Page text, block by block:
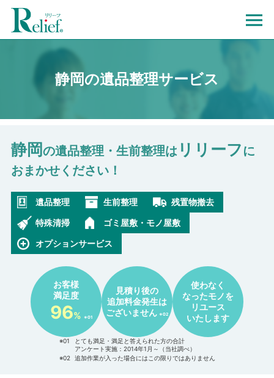
静岡の遺品整理サービス
静岡の遺品整理・生前整理は リリーフ に
おまかせください！
遺品整理 生前整理
残置物撤去
特殊清掃
ゴミ屋敷・モノ屋敷
オプションサービス
お客様
満足度
96% ※01
見積り後の
追加料金発生は
ございません ※02
使わなく
なったモノを
リユース
いたします
※01
とても満足・満足と答えられた方の合計
アンケート実施：2014年1月～（当社調べ）
※02
追加作業が入った場合にはこの限りではありません